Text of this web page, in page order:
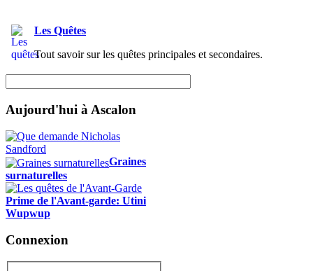
Les Quêtes
Tout savoir sur les quêtes principales et secondaires.
Aujourd'hui à Ascalon
Graines
surnaturelles
Prime de l'Avant-garde: Utini
Wupwup
Connexion